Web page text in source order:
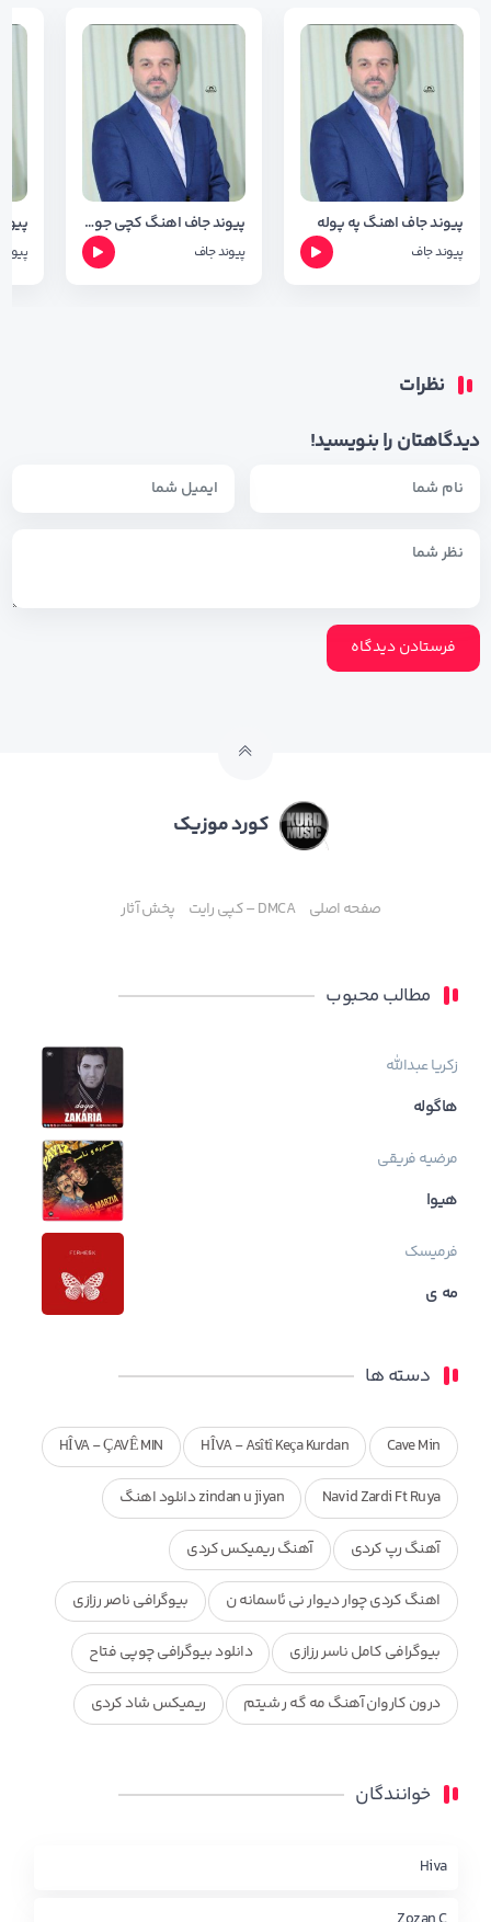
پیوند جاف اهنگ په پوله
پیوند جاف
پیوند جاف اهنگ کچی جوان
پیوند جاف
نظرات
دیدگاهتان را بنویسید!
کورد موزیک
صفحه اصلی DMCA – کپی رایت پخش آثار
مطالب محبوب
زکریا عبدالله
هاگوله
مرضیه فریقی
هیوا
فرمیسک
مه ی
دسته ها
Cave Min
HÎVA - Asîtî Keça Kurdan
HÎVA - ÇAVÊ MIN
Navid Zardi Ft Ruya zindan u jiyan دانلود اهنگ
آهنگ رپ کردی آهنگ ریمیکس کردی
اهنگ کردی چوار دیوار نی ئاسمانه ن بیوگرافی ناصر رزازی
بیوگرافی کامل ناسر رزازی دانلود بیوگرافی چوپی فتاح
درون کاروان آهنگ مه گه ر شیتم ریمیکس شاد کردی
محمد جزا
چاو من
خوانندگان
Hiva